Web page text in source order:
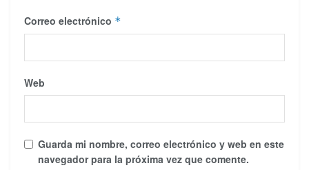
Correo electrónico *
Web
Guarda mi nombre, correo electrónico y web en este
navegador para la próxima vez que comente.